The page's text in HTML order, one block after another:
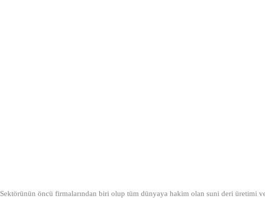
Sektörünün öncü firmalarından biri olup tüm dünyaya hakim olan suni deri üretimi ve